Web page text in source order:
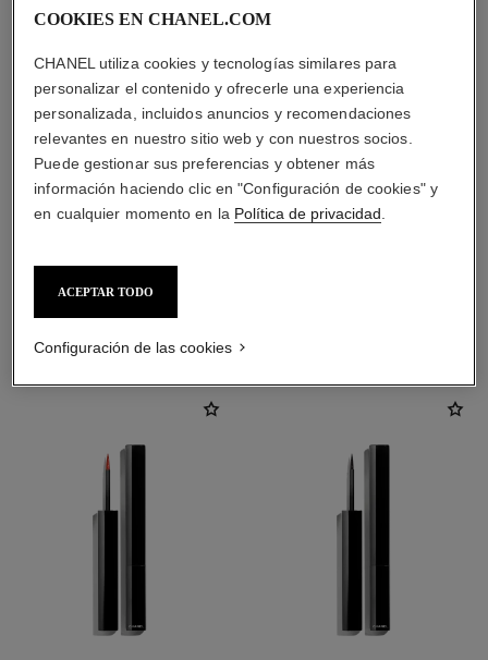
LA COMBINACIÓN PERFECTA
COOKIES EN CHANEL.COM
CHANEL utiliza cookies y tecnologías similares para
personalizar el contenido y ofrecerle una experiencia
personalizada, incluidos anuncios y recomendaciones
relevantes en nuestro sitio web y con nuestros socios.
Puede gestionar sus preferencias y obtener más
información haciendo clic en "Configuración de cookies" y
en cualquier momento en la Política de privacidad
ACEPTAR TODO
Configuración de las cookies